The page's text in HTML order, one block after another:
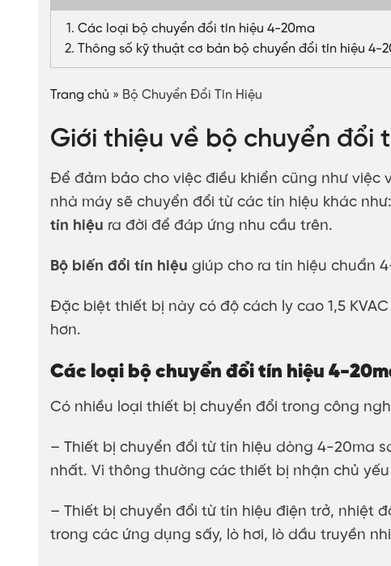
Các loại bộ chuyển đổi tín hiệu 4-20ma
Thông số kỹ thuật cơ bản bộ chuyển đổi tín hiệu 4-
Trang chủ » Bộ Chuyển Đổi Tín Hiệu
Giới thiệu về bộ chuyển đổi
Để đảm bảo cho việc điều khiển cũng như việc
nhà máy sẽ chuyển đổi từ các tín hiệu khác
tín hiệu ra đời để đáp ứng nhu cầu trên.
Bộ biến đổi tín hiệu giúp cho ra tín hiệu chuẩn
Đặc biệt thiết bị này có độ cách ly cao 1,5
hơn.
Các loại bộ chuyển đổi tín hiệu 4-
Có nhiều loại thiết bị chuyển đổi trong công
– Thiết bị chuyển đổi từ tín hiệu dòng 4-20ma
nhất. Vì thông thường các thiết bị nhận chủ
– Thiết bị chuyển đổi từ tín hiệu điện trở, nhiệt
trong các ứng dụng sấy, lò hơi, lò dầu truyền